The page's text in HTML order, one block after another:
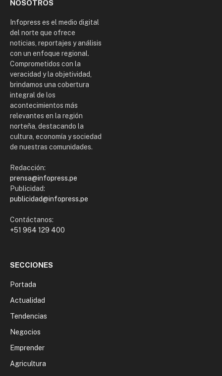
NOSOTROS
Infopress es el medio digital
del norte que ofrece
noticias, reportajes y análisis
con un enfoque regional.
Comprometidos con la
veracidad y la objetividad,
brindamos una cobertura
integral de los
acontecimientos más
relevantes en la región
norteña, destacando la
cultura, economía y sociedad
de nuestras comunidades.
Redacción:
prensa@infopress.pe
Publicidad:
publicidad@infopress.pe
Contáctanos:
+51 964 129 400
SECCIONES
Portada
Actualidad
Tendencias
Negocios
Emprender
Agricultura